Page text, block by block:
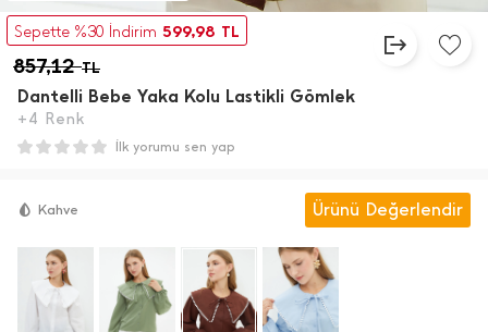
Sepette %30 İndirim 599,98 TL
857,12TL
Dantelli Bebe Yaka Kolu Lastikli Gömlek
+4 Renk
İlk yorumu sen yap
Kahve Ürünü Değerlendir